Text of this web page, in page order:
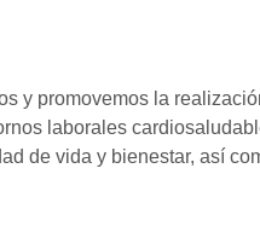
y promovemos la
laborales
de vida y bienestar, así